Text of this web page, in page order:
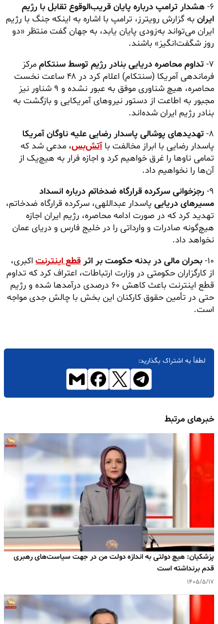
۶- هشدار ترامپ درباره پایان قریب‌الوقوع تقابل با رژیم
ایران به گزارش رویترز، ترامپ با اشاره به اینکه جنگ با رژیم
ایران می‌تواند به‌زودی پایان یابد، به جهان گفت منتظر «دو
روز شگفت‌انگیز» باشند.
۷- تداوم محاصره دریایی بنادر رژیم توسط سنتکام مرکز
فرماندهی آمریکا (سنتکام) اعلام کرد در ۴۸ ساعت نخست
محاصره، هیچ شناوری موفق به عبور نشده و ۹ شناور نیز
مجبور به اطاعت از دستور نیروهای آمریکایی و بازگشت به
بنادر رژیم ایران شده‌اند.
۸- تهدیدهای پوشالی پاسدار رضایی علیه ناوگان آمریکا
پاسدار رضایی با ابراز مخالفت با آتش‌بس، مدعی شد که
تمامی ناوها را غرق خواهیم کرد و اجازه فرار به هیچ‌یک از
آن‌ها را نخواهیم داد.
۹- رجزخوانی سرکرده قرارگاه ضدخاتم درباره انسداد
مسیرهای دریایی پاسدار عبداللهی، سرکرده قرارگاه ضدخاتم،
تهدید کرد که در صورت ادامه محاصره، رژیم ایران اجازه
هیچ‌گونه صادرات و وارداتی را در خلیج فارس و دریای عمان
نخواهد داد.
۱۰- بحران مالی در بدنه حکومت بر اثر قطع اینترنت اکبری،
از کارگزاران حکومتی در وزارت ارتباطات، اعتراف کرد که تداوم
قطع اینترنت باعث کاهش ۶۰ درصدی درآمدها شده و رژیم
حتی در تأمین حقوق کارکنان این بخش با چالش جدی مواجه
است.
لطفاً به اشتراک بگذارید:
خبرهای مرتبط
پزشکیان: هیچ دولتی به اندازه دولت من در جهت سیاست‌های رهبری
قدم برنداشته است
۱۴۰۵/۵/۱۷